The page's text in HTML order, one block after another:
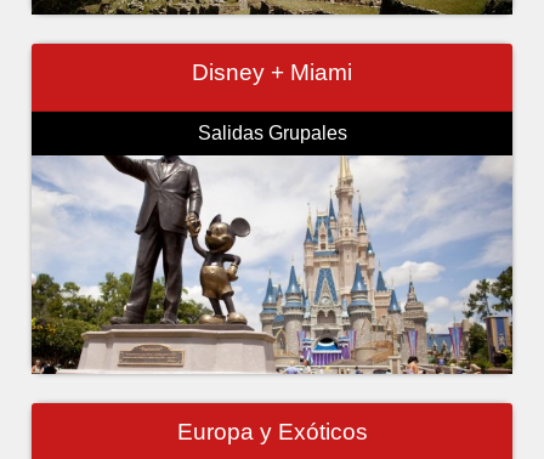
Disney + Miami
Salidas Grupales
Europa y Exóticos